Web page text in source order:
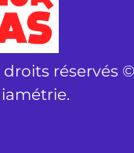
réservés ©